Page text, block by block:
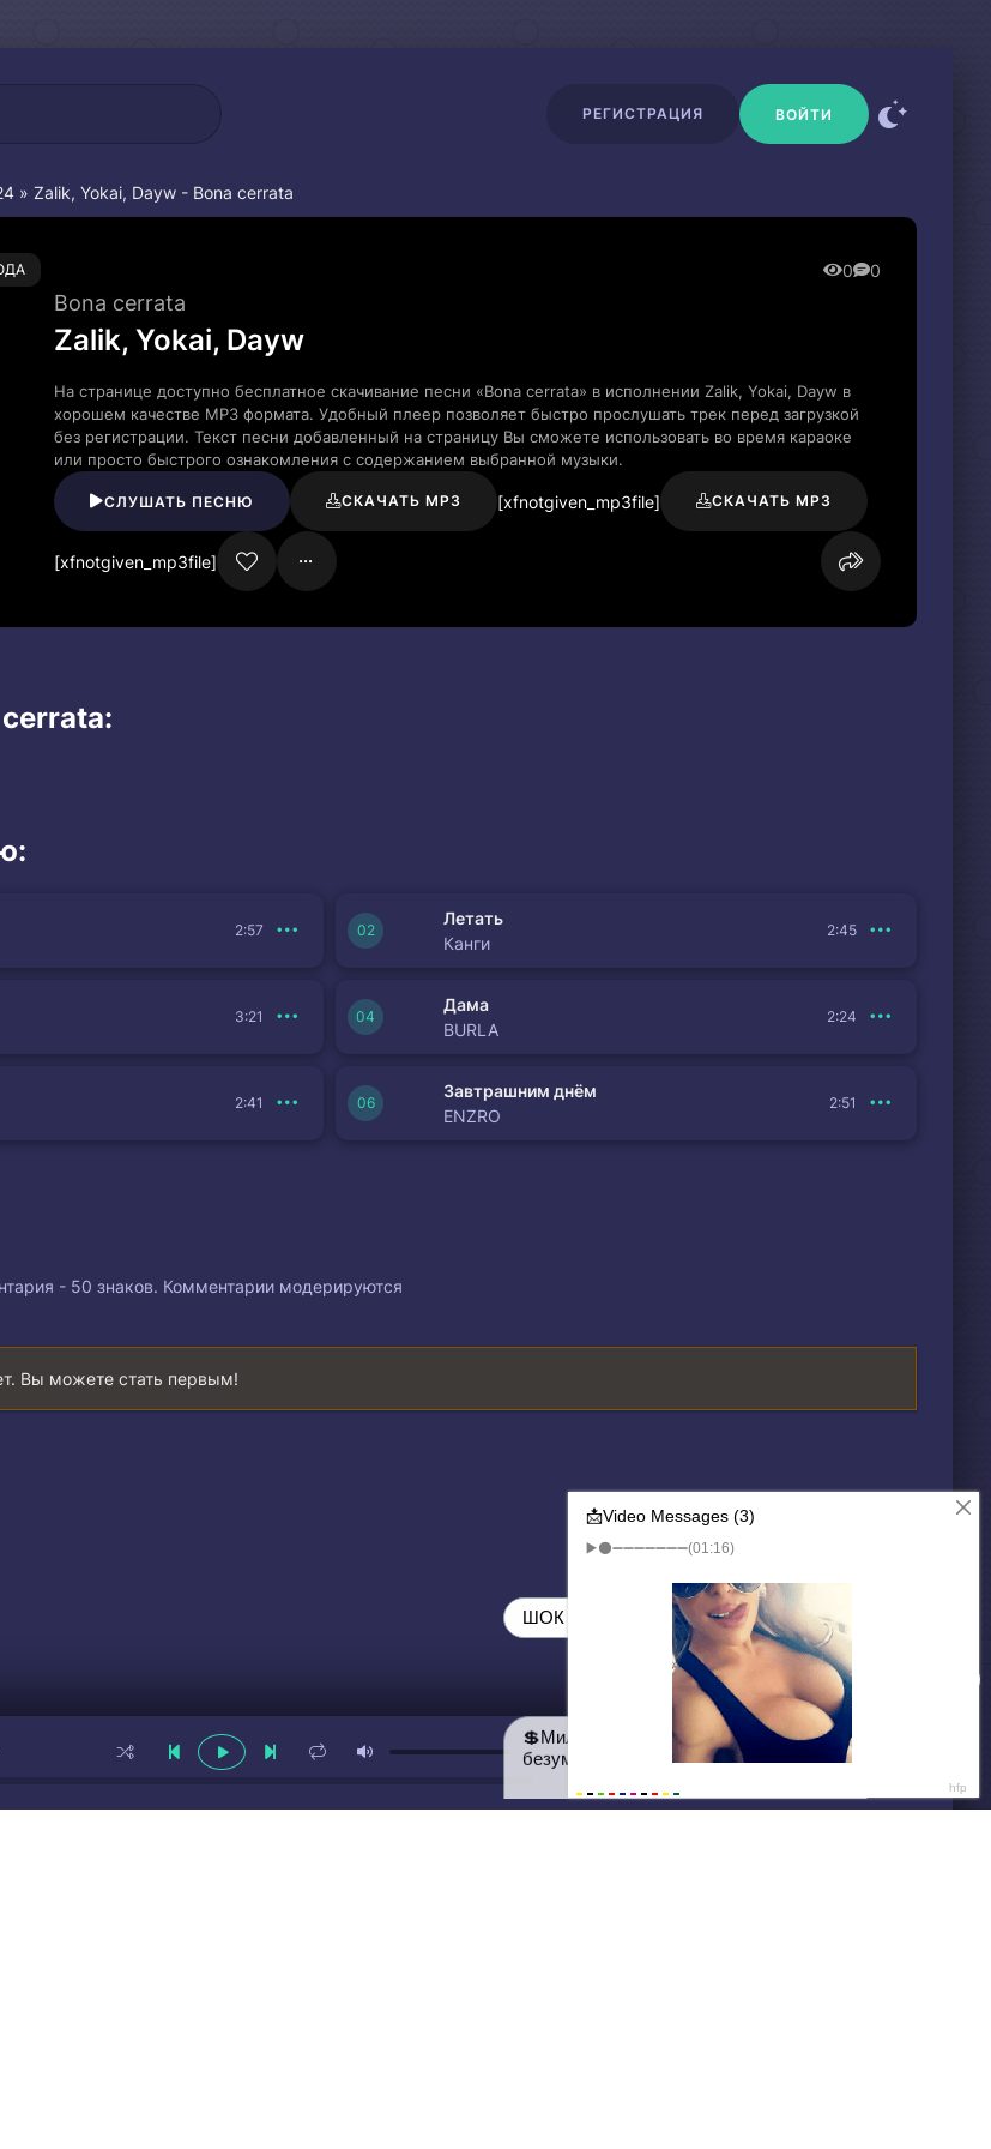
РЕГИСТРАЦИЯ ВОЙТИ
» Zalik, Yokai, Dayw - Bona cerrata
0 0
Bona cerrata
Zalik, Yokai, Dayw
На странице доступно бесплатное скачивание песни «Bona cerrata» в исполнении Zalik, Yokai, Dayw в
хорошем качестве MP3 формата. Удобный плеер позволяет быстро прослушать трек перед загрузкой
без регистрации. Текст песни добавленный на страницу Вы сможете использовать во время караоке
или просто быстрого ознакомления с содержанием выбранной музыки.
СЛУШАТЬ ПЕСНЮ СКАЧАТЬ MP3 [xfnotgiven_mp3file] СКАЧАТЬ MP3
[xfnotgiven_mp3file]
2:57
Летать
Канги
2:45
3:21
Дама
BURLA
2:24
2:41
Завтрашним днём
ENZRO
2:51
- 50 знаков. Комментарии модерируются
Вы можете стать первым!
ДАЛЕЕ
ШОК от цен 😳